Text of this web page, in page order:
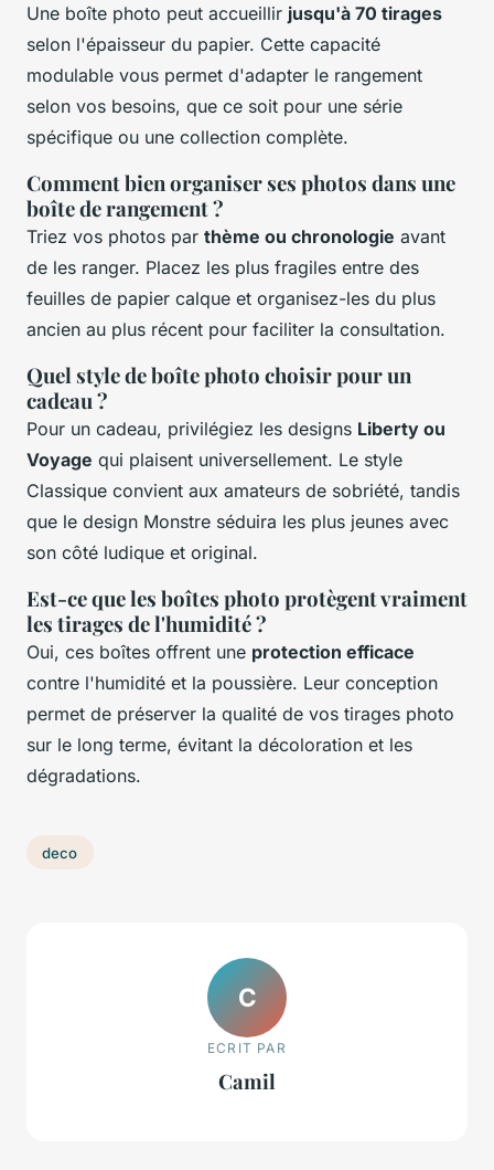
Une boîte photo peut accueillir jusqu'à 70 tirages
selon l'épaisseur du papier. Cette capacité
modulable vous permet d'adapter le rangement
selon vos besoins, que ce soit pour une série
spécifique ou une collection complète.
Comment bien organiser ses photos dans une
boîte de rangement ?
Triez vos photos par thème ou chronologie avant
de les ranger. Placez les plus fragiles entre des
feuilles de papier calque et organisez-les du plus
ancien au plus récent pour faciliter la consultation.
Quel style de boîte photo choisir pour un
cadeau ?
Pour un cadeau, privilégiez les designs Liberty ou
Voyage qui plaisent universellement. Le style
Classique convient aux amateurs de sobriété, tandis
que le design Monstre séduira les plus jeunes avec
son côté ludique et original.
Est-ce que les boîtes photo protègent vraiment
les tirages de l'humidité ?
Oui, ces boîtes offrent une protection efficace
contre l'humidité et la poussière. Leur conception
permet de préserver la qualité de vos tirages photo
sur le long terme, évitant la décoloration et les
dégradations.
deco
C
ECRIT PAR
Camil